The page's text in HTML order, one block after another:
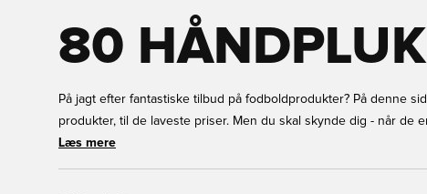
80
På jagt efter fantastiske tilbud på fodboldprodukter? På denne
produkter, til de laveste priser. Men du skal skynde dig - når de
trick, men vi vil gerne forkæle dig. Vi har nogle produkter med
Læs mere